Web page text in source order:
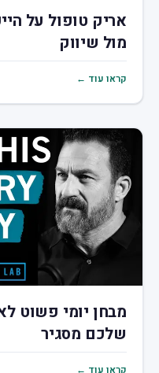
אריק טופול על
מול שיווק
קראו עוד ←
מבחן יומי פשוט
שלכם מסגיר
קראו עוד ←